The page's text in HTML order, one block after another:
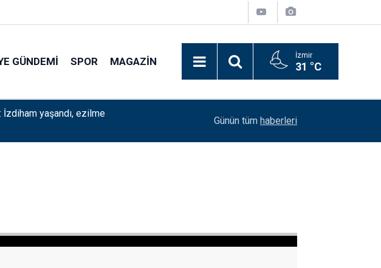
GÜNDEMI SPOR MAGAZIN İzmir
31 °C
İspanya'nın futbol devleri İstanbul'a geliyor!
Günün tüm haberleri